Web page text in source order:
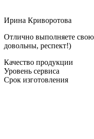
Ирина Криворотова
Отлично выполняете свою
довольны, респект!)
Качество продукции
Уровень сервиса
Срок изготовления